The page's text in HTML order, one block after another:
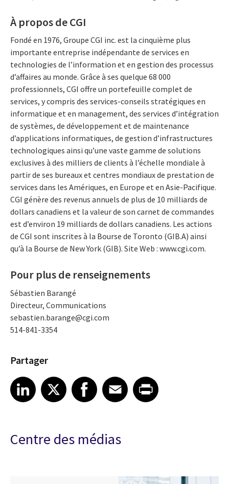
À propos de CGI
Fondé en 1976, Groupe CGI inc. est la cinquième plus
importante entreprise indépendante de services en
technologies de l’information et en gestion des processus
d’affaires au monde. Grâce à ses quelque 68 000
professionnels, CGI offre un portefeuille complet de
services, y compris des services-conseils stratégiques en
informatique et en management, des services d’intégration
de systèmes, de développement et de maintenance
d’applications informatiques, de gestion d’infrastructures
technologiques ainsi qu’une vaste gamme de solutions
exclusives à des milliers de clients à l’échelle mondiale à
partir de ses bureaux et centres mondiaux de prestation de
services dans les Amériques, en Europe et en Asie-Pacifique.
CGI génère des revenus annuels de plus de 10 milliards de
dollars canadiens et la valeur de son carnet de commandes
est d’environ 19 milliards de dollars canadiens. Les actions
de CGI sont inscrites à la Bourse de Toronto (GIB.A) ainsi
qu’à la Bourse de New York (GIB). Site Web : www.cgi.com.
Pour plus de renseignements
Sébastien Barangé
Directeur, Communications
sebastien.barange@cgi.com
514-841-3354
Partager
Share article on LinkedIn
LinkedIn
Share article on XShare article on Facebook
Facebook
Share article on Email
EmailShare article on Print
Centre des médias